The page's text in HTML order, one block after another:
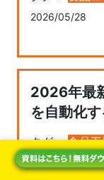
2026/05/28
2026年最
を自動化
とクラウ
タグ：食品
2026/05/22